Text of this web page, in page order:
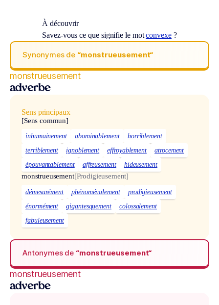
À découvrir
Savez-vous ce que signifie le motconvexe?
Synonymes de “monstrueusement“
monstrueusement
adverbe
Sens principaux
[Sens commun]
inhumainement abominablement
horriblement
terriblement
ignoblement effroyablement
atrocement
épouvantablement
affreusement hideusement
monstrueusement[Prodigieusement]
démesurément phénoménalement
prodigieusement
énormément
gigantesquement
colossalement
fabuleusement
Antonymes de “monstrueusement“
monstrueusement
adverbe